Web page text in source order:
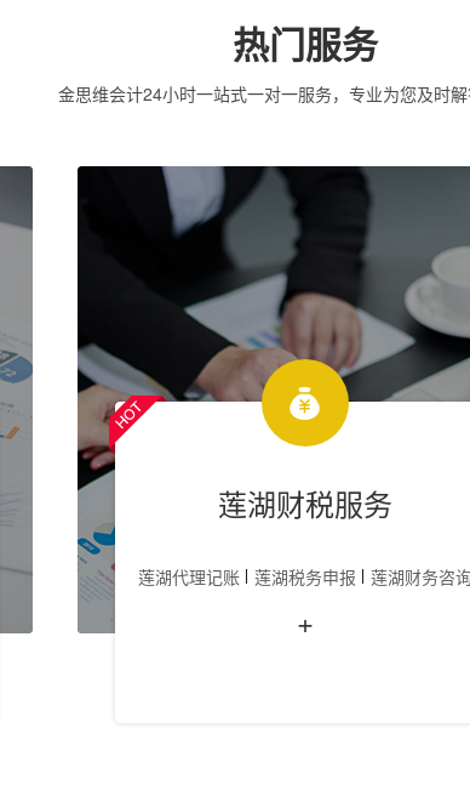
热门服务
金思维会计24小时一站式一对一服务，专业为您及时
莲湖财税服务
莲湖代理记账 莲湖税务申报 莲湖财务咨
+